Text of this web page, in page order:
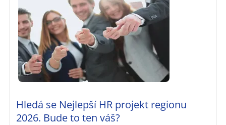
Hledá se Nejlepší HR projekt regionu
2026. Bude to ten váš?